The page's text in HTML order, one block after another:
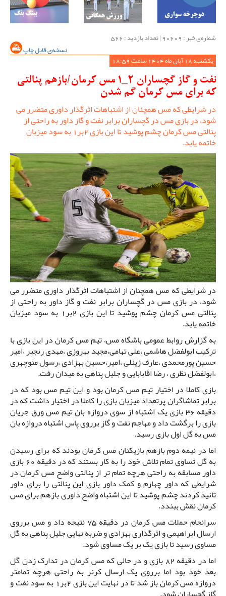
شماره‌ی خبر : ‌90609 | تعداد بازدید : 566
نسخه‌ی قابل چاپ
یکشنبه 18 آبان ماه 1404 ساعت 18:59
نفت و گاز گچساران 2_1 مس کرمان/بازهم پنالتی
که برای مس کرمان گم شدن
در شرایطی که مس همچنان از اشتباهات اثرگذار داوری متضرر می
شود، در بازی مس در گچساران برابر نفت و گاز داور به راحتی از
پنالتی مس کرمان چشم پوشید تا این بازی 2بر1 به سود میزبان
خاتمه یابد.
در شرایطی که مس همچنان از اشتباهات اثرگذار داوری متضرر می
شود، در بازی مس در گچساران برابر نفت و گاز داور به راحتی از
پنالتی مس کرمان چشم پوشید تا این بازی 2بر1 به سود میزبان
خاتمه یابد.
به گزارش روابط عمومی باشگاه مس، تیم مس کرمان در این بازی با
ترکیب ابولفضل هاشمی ،علی تهامی،مجید بهروزی ،مهدی رنجبر ،امیر
حسین پورمحمدی ،عارف زینلی ،امیر،حسین بهزادی ،رسول منوچهری
،ابولفضل نظری ، رضا اقابابایی و جلیل پناهی به میدان رفت.
بازی کاملا در اختیار تیم مس کرمان بود و این تیم مس بود که در
برابر تماشاگران پرتعداد میزبان بازی را کاملا در اختیار داشت که در
دقیقه 36 بازی یک اشتباه از سوی دروازه بان تیم مس ورق جریان
بازی را برگشت داد و مهاجم نفت و گاز برروی پاس اشتباه دروازه بان
مس به گل اول بازی رسید.
اما در نیمه دوم بازهم بازیکنان مس کرمان بودند که برای رسیدن
به گل تساوی تمام تلاش خود را به کار بستند که در دقیقه 60 بازی
داور مسابقه به راحتی هرچه تمام تر از پنالتی واضح مس کرمان در
شرایطی که داور چهارم و کمک داور بازی این پنالتی را برای داور
تائید کردند چشم پوشید تا این اشتباه واضح داوری بازهم برای مس
کرمان نقش ببندد.
سرانجام حملات مس کرمان در دقیقه 75 نتیجه داد و مس برروی
ارسال ابراهیمی و اثرگذاری بهزادی و ضربه نهایی جلیل پناهی به گل
مساوی رسید تا بازی یک بر یک مساوی شود.
اما در دقیقه 82 بازی و در حالی که مس کرمان در تدارک زدن گل
بعد خود بود اما برروی یک ارسال کرنر به راحتی هرچه تمامتر
دروازه مس کرمان باز شد تا در نهایت این بازی 2بر1 به سود نفت و